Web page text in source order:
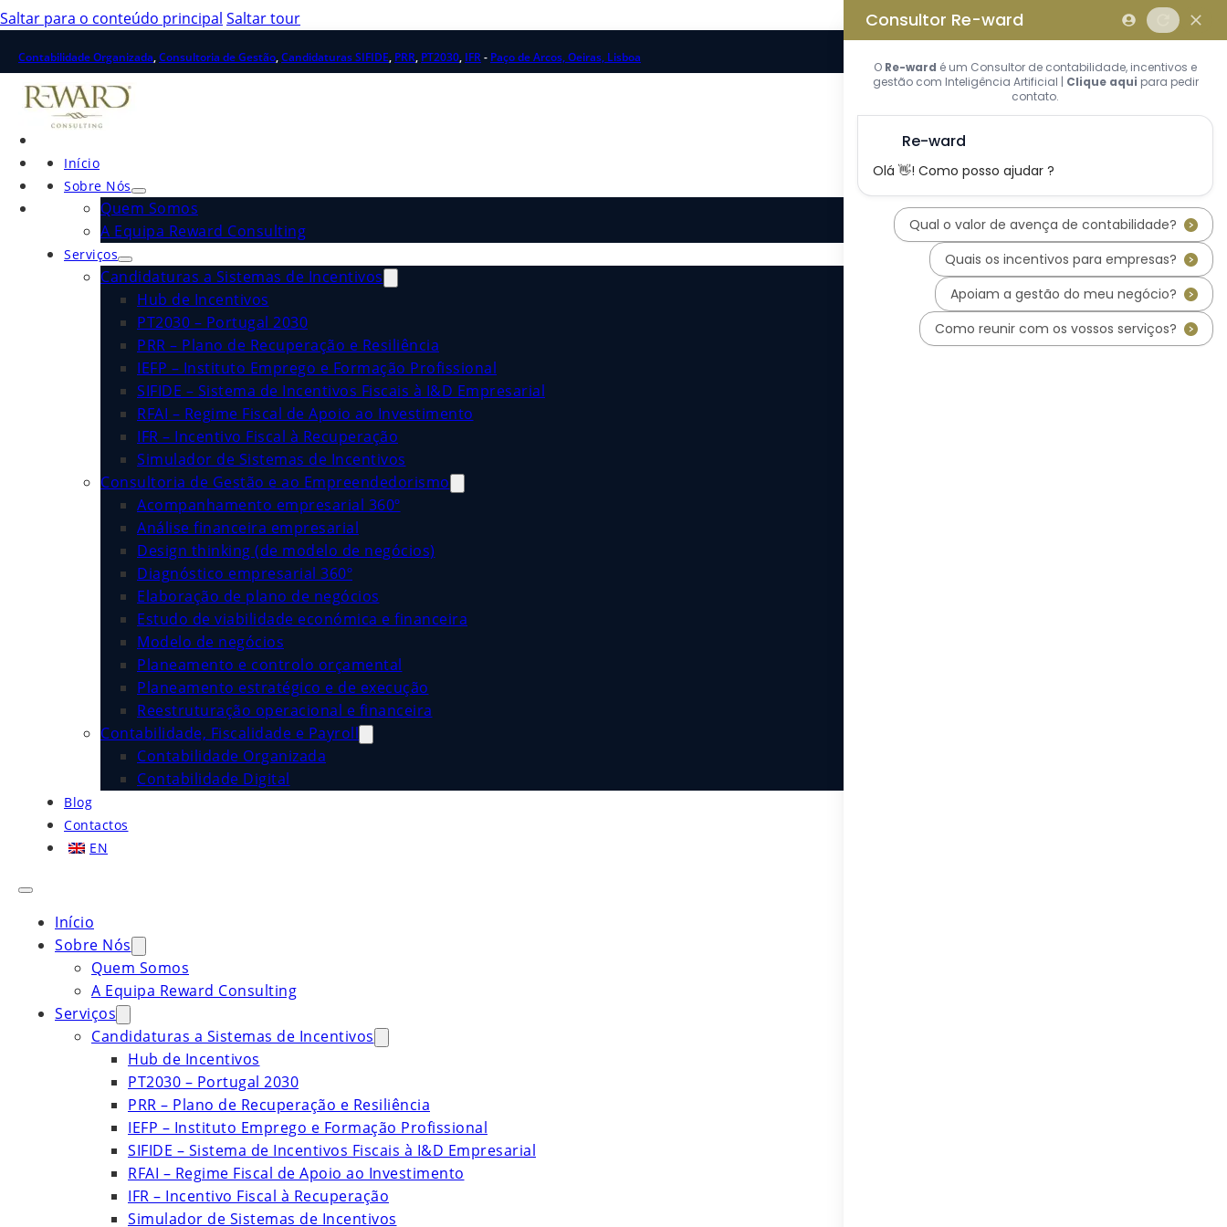
Saltar para o conteúdo principal Saltar tour
Contabilidade Organizada,Consultoria de Gestão,Candidaturas SIFIDE, PRR, PT2030, IFR- Paço de Arcos, Oeiras, Lisboa
Início
Sobre Nós
Quem Somos
A Equipa Reward Consulting
Serviços
Candidaturas a Sistemas de Incentivos
Hub de Incentivos
PT2030 – Portugal 2030
PRR – Plano de Recuperação e Resiliência
IEFP – Instituto Emprego e Formação Profissional
SIFIDE – Sistema de Incentivos Fiscais à I&D Empresarial
RFAI – Regime Fiscal de Apoio ao Investimento
IFR – Incentivo Fiscal à Recuperação
Simulador de Sistemas de Incentivos
Consultoria de Gestão e ao Empreendedorismo
Acompanhamento empresarial 360º
Análise financeira empresarial
Design thinking (de modelo de negócios)
Diagnóstico empresarial 360º
Elaboração de plano de negócios
Estudo de viabilidade económica e financeira
Modelo de negócios
Planeamento e controlo orçamental
Planeamento estratégico e de execução
Reestruturação operacional e financeira
Contabilidade, Fiscalidade e Payroll
Contabilidade Organizada
Contabilidade Digital
Blog
Contactos
EN
Início
Sobre Nós
Quem Somos
A Equipa Reward Consulting
Serviços
Candidaturas a Sistemas de Incentivos
Hub de Incentivos
PT2030 – Portugal 2030
PRR – Plano de Recuperação e Resiliência
IEFP – Instituto Emprego e Formação Profissional
SIFIDE – Sistema de Incentivos Fiscais à I&D Empresarial
RFAI – Regime Fiscal de Apoio ao Investimento
IFR – Incentivo Fiscal à Recuperação
Simulador de Sistemas de Incentivos